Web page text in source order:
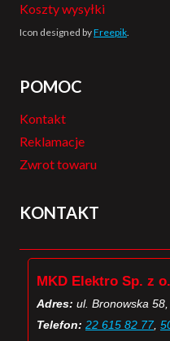
Koszty wysyłki
Icon designed byFreepik.
POMOC
Kontakt
Reklamacje
Zwrot towaru
KONTAKT
MKD Elektro Sp. z
Adres: ul. Bronowska
Telefon: 22 615 82 77,